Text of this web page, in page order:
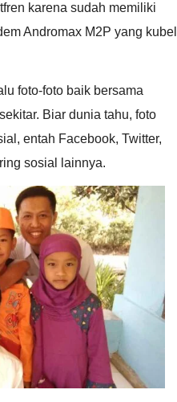
karena sudah memiliki
Andromax M2P yang
foto-foto baik bersama
Biar dunia tahu, foto
entah Facebook, Twitter,
sosial lainnya.